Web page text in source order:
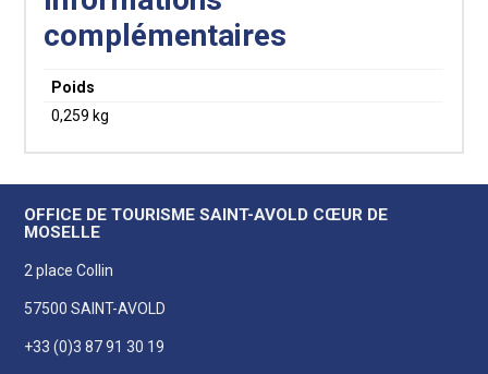
complémentaires
Poids
0,259 kg
OFFICE DE TOURISME SAINT-AVOLD CŒUR DE
MOSELLE
2 place Collin
57500 SAINT-AVOLD
+33 (0)3 87 91 30 19